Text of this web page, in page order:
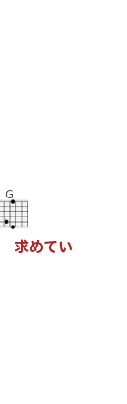
G
求めてい